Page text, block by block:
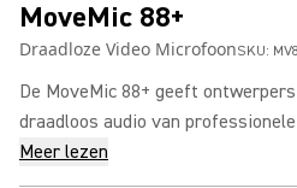
MoveMic 88+
Draadloze Video MicrofoonSKU:
De MoveMic 88+ geeft
draadloos audio van
Meer lezen